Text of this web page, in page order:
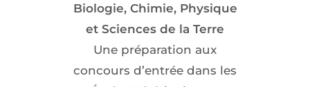
Biologie, Chimie, Physique
et Sciences de la Terre
Une préparation aux
concours d’entrée dans les